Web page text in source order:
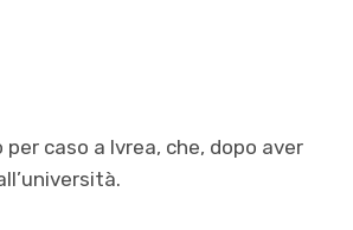
caso a Ivrea, che, dopo aver